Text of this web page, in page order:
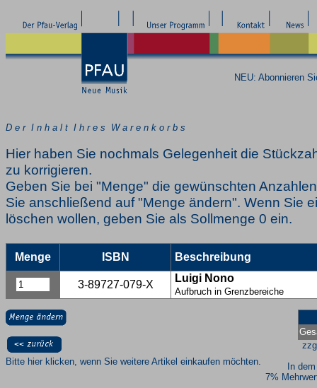
NEU: Abonnieren
D e r I n h a l t I h r e s W a r e n k o r b s
Hier haben Sie nochmals Gelegenheit die
zu korrigieren.
Geben Sie bei "Menge" die gewünschten
Sie anschließend auf "Menge ändern". Wenn Sie
löschen wollen, geben Sie als Sollmenge 0 ein.
Menge ISBN Beschreibung
3-89727-079-X
Luigi Nono
Aufbruch in Grenzbereiche
In
7%
Bitte hier klicken, wenn Sie weitere Artikel einkaufen möchten.